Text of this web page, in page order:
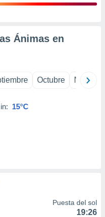
Ánimas en
Octubre
15°C
Puesta del sol
19:26